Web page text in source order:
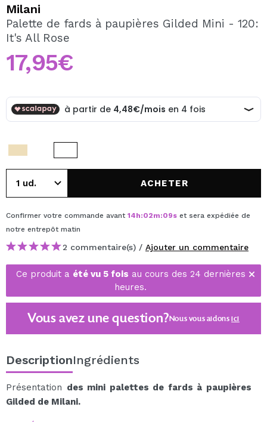
En créant un compte sur Maquibeauty.fr vous pourrez
effectuer vos achats rapidement, vérifier l'état de vos
Milani
Palette de fards à paupières Gilded Mini - 120:
It's All Rose
17,95€
ACHETER
Confirmer votre commande avant 14h:02m:09s et sera expédiée de
notre entrepôt matin
2 commentaire(s) / Ajouter un commentaire
Ce produit a été vu 5 fois au cours des 24 dernières
heures.
Vous avez une question?Nous vous aidonsici
DescriptionIngrédients
Présentation des mini palettes de fards à paupières
Gilded de Milani.